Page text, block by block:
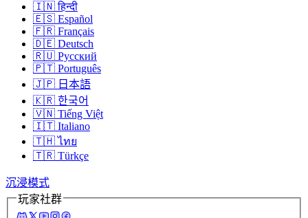
🇮🇳 हिन्दी
🇪🇸 Español
🇫🇷 Français
🇩🇪 Deutsch
🇷🇺 Русский
🇵🇹 Português
🇯🇵 日本語
🇰🇷 한국어
🇻🇳 Tiếng Việt
🇮🇹 Italiano
🇹🇭 ไทย
🇹🇷 Türkçe
沉浸模式
玩家社群